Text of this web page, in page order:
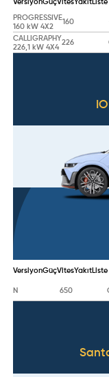
PROGRESSIVE
160 kW 4X2
160
CALLIGRAPHY
226,1 kW 4X4
226
VersiyonGüçVitesYakıt
N 650